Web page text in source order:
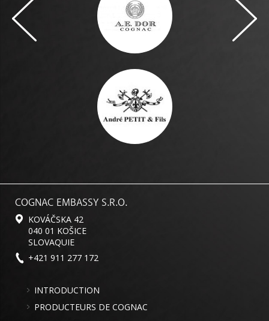
COGNAC EMBASSY S.R.O.
KOVÁČSKA 42
040 01 KOŠICE
SLOVAQUIE
+421 911 277 172
INTRODUCTION
PRODUCTEURS DE COGNAC